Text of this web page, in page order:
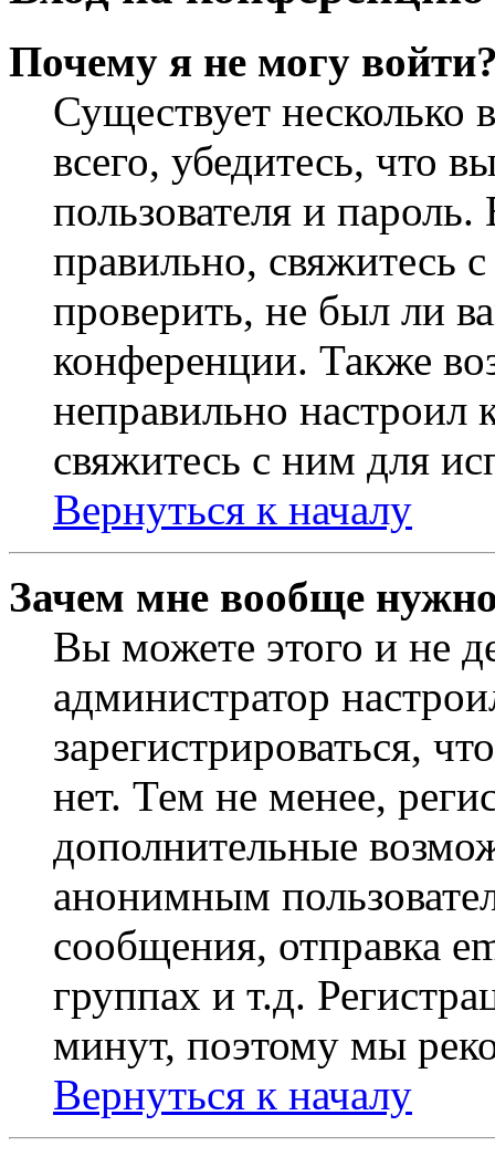
Почему я не могу
Существует
всего, убедитесь, что
пользователя и
правильно, свяжитесь
проверить, не был ли
конференции. Также
неправильно
свяжитесь с ним для
Вернуться к началу
Зачем мне вообще
Вы можете этого и не
администратор
зарегистрироваться,
нет. Тем не менее,
дополнительные
анонимным
сообщения, отправка
группах и т.д.
минут, поэтому мы
Вернуться к началу